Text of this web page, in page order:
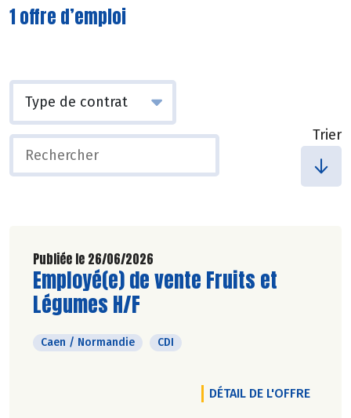
1 offre d’emploi
Trier
Publiée le 26/06/2026
Découvrir l'offre d'emploi
Employé(e) de vente Fruits et
Légumes H/F
Caen / Normandie CDI
DÉTAIL DE L'OFFRE